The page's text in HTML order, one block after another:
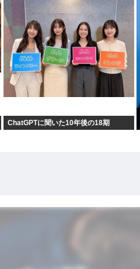
ChatGPTに聞いた10年後の18期